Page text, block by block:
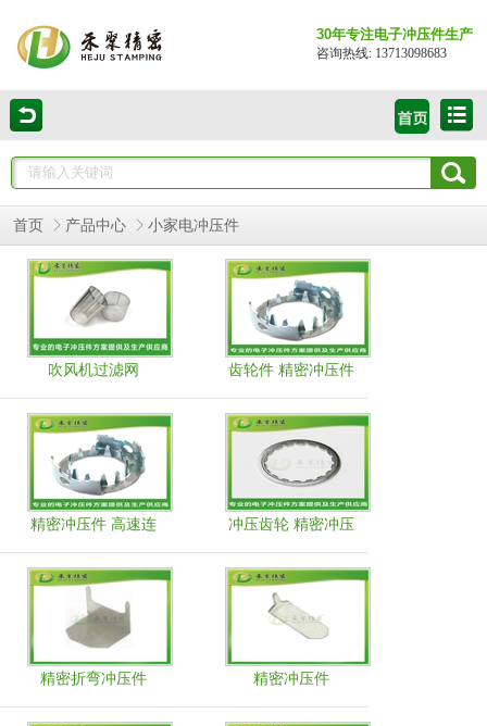
30年专注电子冲压件生产
咨询热线: 13713098683
首页 产品中心 小家电冲压件
吹风机过滤网
齿轮件 精密冲压件
高速连续冲压厂家
精密冲压件 高速连
续冲压厂家
冲压齿轮 精密冲压
件
精密折弯冲压件 精密冲压件